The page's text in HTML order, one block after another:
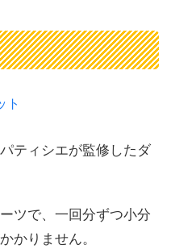
ト
ティシエが監修したダ
ツで、一回分ずつ小分
かりません。